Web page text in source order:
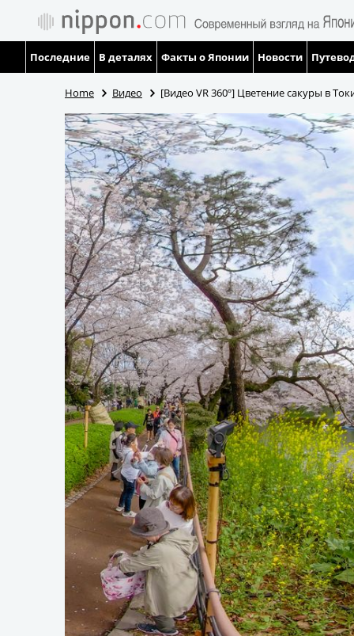
Последние В деталях Факты о Японии Новости
Home Видео [Видео VR 360º] Цветение сакуры в